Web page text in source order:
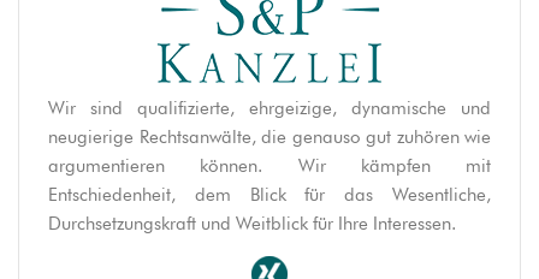
Wir sind qualifizierte, ehrgeizige, dynamische und
neugierige Rechtsanwälte, die genauso gut zuhören wie
argumentieren können. Wir kämpfen mit
Entschiedenheit, dem Blick für das Wesentliche,
Durchsetzungskraft und Weitblick für Ihre Interessen.